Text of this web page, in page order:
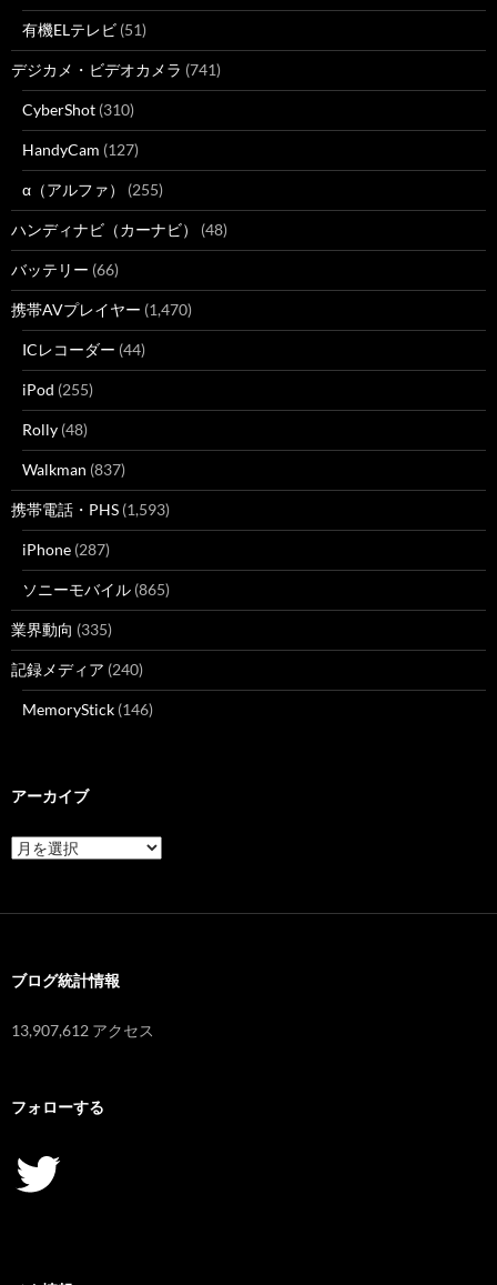
有機ELテレビ (51)
デジカメ・ビデオカメラ (741)
CyberShot (310)
HandyCam (127)
α（アルファ） (255)
ハンディナビ（カーナビ） (48)
バッテリー (66)
携帯AVプレイヤー (1,470)
ICレコーダー (44)
iPod (255)
Rolly (48)
Walkman (837)
携帯電話・PHS (1,593)
iPhone (287)
ソニーモバイル (865)
業界動向 (335)
記録メディア (240)
MemoryStick (146)
アーカイブ
ア
ー
ブログ統計情報
13,907,612 アクセス
フォローする
Twitter